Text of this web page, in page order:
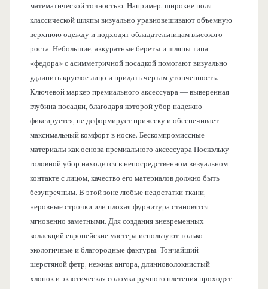
математической точностью. Например, широкие поля
классической шляпы визуально уравновешивают объемную
верхнюю одежду и подходят обладательницам высокого
роста. Небольшие, аккуратные береты и шляпы типа
«федора» с асимметричной посадкой помогают визуально
удлинить круглое лицо и придать чертам утонченность.
Ключевой маркер премиального аксессуара — выверенная
глубина посадки, благодаря которой убор надежно
фиксируется, не деформирует прическу и обеспечивает
максимальный комфорт в носке. Бескомпромиссные
материалы как основа премиального аксессуара Поскольку
головной убор находится в непосредственном визуальном
контакте с лицом, качество его материалов должно быть
безупречным. В этой зоне любые недостатки ткани,
неровные строчки или плохая фурнитура становятся
мгновенно заметными. Для создания вневременных
коллекций европейские мастера используют только
экологичные и благородные фактуры. Тончайший
шерстяной фетр, нежная ангора, длинноволокнистый
хлопок и экзотическая соломка ручного плетения проходят